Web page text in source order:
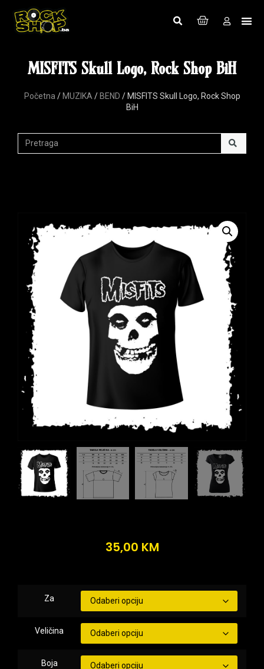
MISFITS Skull Logo, Rock Shop BiH
Početna / MUZIKA / BEND / MISFITS Skull Logo, Rock Shop
BiH
35,00 KM
Za
Veličina
Boja